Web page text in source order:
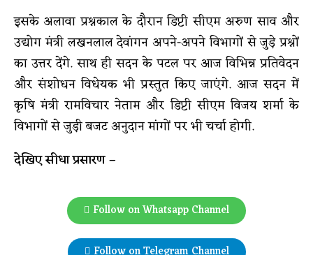
इसके अलावा प्रश्नकाल के दौरान डिप्टी सीएम अरुण साव और
उद्योग मंत्री लखनलाल देवांगन अपने-अपने विभागों से जुड़े प्रश्नों
का उत्तर देंगे. साथ ही सदन के पटल पर आज विभिन्न प्रतिवेदन
और संशोधन विधेयक भी प्रस्तुत किए जाएंगे. आज सदन में
कृषि मंत्री रामविचार नेताम और डिप्टी सीएम विजय शर्मा के
विभागों से जुड़ी बजट अनुदान मांगों पर भी चर्चा होगी.
देखिए सीधा प्रसारण –
Follow on Whatsapp Channel